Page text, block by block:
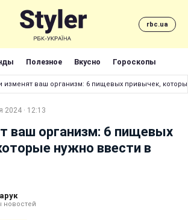
rbc.ua
Полезное Вкусно Гороскопы
изменят ваш организм: 6 пищевых привычек,
2024 · 12:13
ваш организм: 6 пищевых
нужно ввести в
новостей